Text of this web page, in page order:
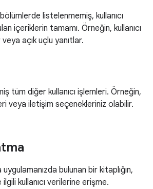
listelenmemiş, kullanıcı
içeriklerin tamamı. Örneğin, kullanıcı
açık uçlu yanıtlar.
tüm diğer kullanıcı işlemleri. Örneğin,
veya iletişim seçenekleriniz olabilir.
uygulamanızda bulunan bir kitaplığın,
kullanıcı verilerine erişme.